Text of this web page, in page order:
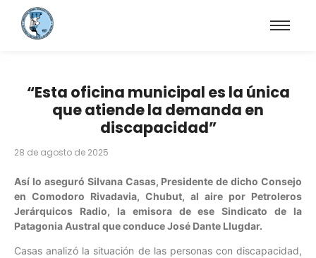
“Esta oficina municipal es la única
que atiende la demanda en
discapacidad”
28 de agosto de 2025
Así lo aseguró Silvana Casas, Presidente de dicho Consejo
en Comodoro Rivadavia, Chubut, al aire por Petroleros
Jerárquicos Radio, la emisora de ese Sindicato de la
Patagonia Austral que conduce José Dante Llugdar.
Casas analizó la situación de las personas con discapacidad,